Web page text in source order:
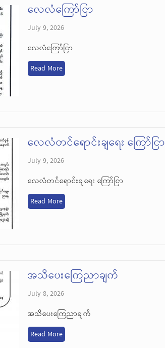
လေလံကြော်ငြာ
July 9, 2026
လေလံကြော်ငြာ
Read More
လေလံတင်ရောင်းချရေး ကြော်ငြာ
July 9, 2026
လေလံတင်ရောင်းချရေး ကြော်ငြာ
Read More
အသိပေးကြေညာချက်
July 8, 2026
အသိပေးကြေညာချက်
Read More